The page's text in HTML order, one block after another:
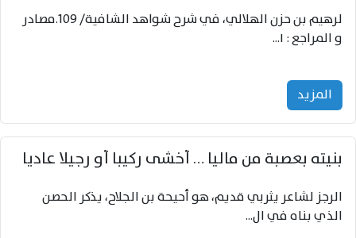
لرهيم بن حزن الهلالي، في شرح شواهد الشافية/ 109.مصادر
و المراجع : ١...
المزید
بنيته بعصبة من ماليا … أخشى ركيبا أو رجيلا عاديا
الرجز لشاعر يثربي قديم، هو أحيحة بن الجلاح، يذكر الحصن
الذي بناه في ال...